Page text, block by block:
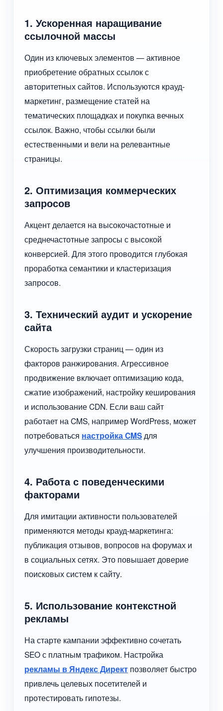
1. Ускоренная наращивание
ссылочной массы
Один из ключевых элементов — активное
приобретение обратных ссылок с
авторитетных сайтов. Используются крауд-
маркетинг, размещение статей на
тематических площадках и покупка вечных
ссылок. Важно, чтобы ссылки были
естественными и вели на релевантные
страницы.
2. Оптимизация коммерческих
запросов
Акцент делается на высокочастотные и
среднечастотные запросы с высокой
конверсией. Для этого проводится глубокая
проработка семантики и кластеризация
запросов.
3. Технический аудит и ускорение
сайта
Скорость загрузки страниц — один из
факторов ранжирования. Агрессивное
продвижение включает оптимизацию кода,
сжатие изображений, настройку кеширования
и использование CDN. Если ваш сайт
работает на CMS, например WordPress, может
потребоваться настройка CMS для
улучшения производительности.
4. Работа с поведенческими
факторами
Для имитации активности пользователей
применяются методы крауд-маркетинга:
публикация отзывов, вопросов на форумах и
в социальных сетях. Это повышает доверие
поисковых систем к сайту.
5. Использование контекстной
рекламы
На старте кампании эффективно сочетать
SEO с платным трафиком. Настройка
рекламы в Яндекс Директ позволяет быстро
привлечь целевых посетителей и
протестировать гипотезы.